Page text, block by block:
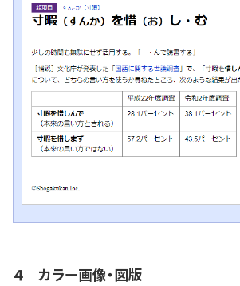
４ カラー画像・図版